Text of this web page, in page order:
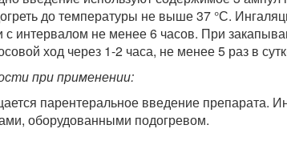
до температуры не выше 37 °С.
с интервалом не менее 6 часов. При
ход через 1-2 часа, не менее 5 раз в
при применении:
парентеральное введение препарата.
оборудованными подогревом.